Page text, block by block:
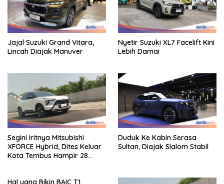
Jajal Suzuki Grand Vitara,
Lincah Diajak Manuver
Nyetir Suzuki XL7 Facelift Kini
Lebih Damai
Segini Iritnya Mitsubishi
XFORCE Hybrid, Dites Keluar
Kota Tembus Hampir 28
Duduk Ke Kabin Serasa
Sultan, Diajak Slalom Stabil
Hal yang Bikin BAIC T1